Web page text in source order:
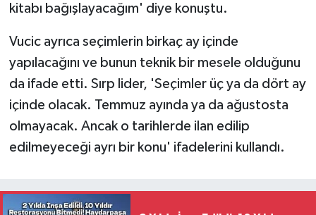
kitabı bağışlayacağım' diye konuştu.
Vucic ayrıca seçimlerin birkaç ay içinde
yapılacağını ve bunun teknik bir mesele olduğunu
da ifade etti. Sırp lider, 'Seçimler üç ya da dört ay
içinde olacak. Temmuz ayında ya da ağustosta
olmayacak. Ancak o tarihlerde ilan edilip
edilmeyeceği ayrı bir konu' ifadelerini kullandı.